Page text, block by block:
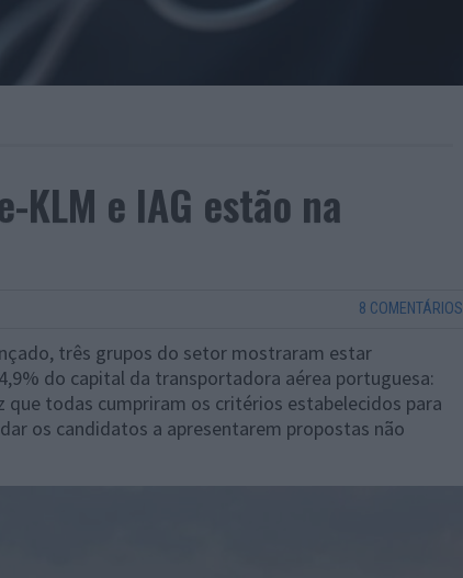
e IAG estão na
8 COMENTÁRIOS
três grupos do setor mostraram estar
do capital da transportadora aérea portuguesa:
que todas cumpriram os critérios estabelecidos para
os candidatos a apresentarem propostas não